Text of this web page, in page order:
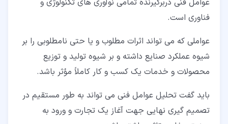
فناوری است.
عواملی که می تواند اثرات مطلوب و یا حتی نامطلوبی را بر
شیوه عملکرد صنایع داشته و بر شیوه تولید و توزیع
محصولات و خدمات یک کسب و کار کاملاً مؤثر باشد.
باید گفت تحلیل عوامل فنی می تواند به طور مستقیم در
تصمیم گیری نهایی جهت آغاز یک تجارت و ورود به